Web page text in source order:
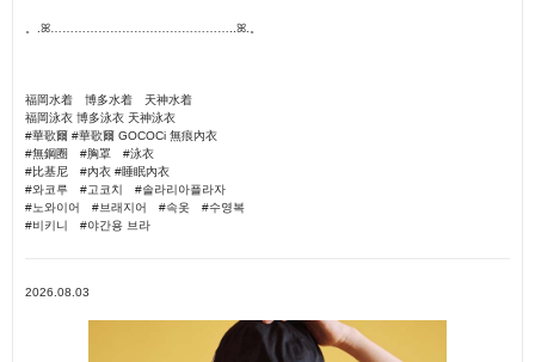
。.ꕤ︎︎………………………………………..ꕤ︎︎.。
福岡水着 博多水着 天神水着
福岡泳衣 博多泳衣 天神泳衣
#華歌爾 #華歌爾 GOCOCi 無痕內衣
#無鋼圈 #胸罩 #泳衣
#比基尼 #內衣 #睡眠內衣
#와코루 #고코치 #솔라리아플라자
#노와이어 #브래지어 #속옷 #수영복
#비키니 #야간용 브라
2026.08.03